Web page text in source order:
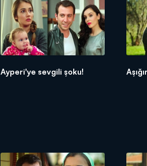
Ayperi'ye sevgili şoku!